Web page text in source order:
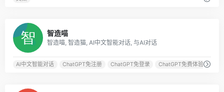
智造喵
智造喵, 智造猫, AI中文智能对话, 与AI对话
AI中文智能对话 ChatGPT免注册 ChatGPT免登录 ChatGPT免费体验